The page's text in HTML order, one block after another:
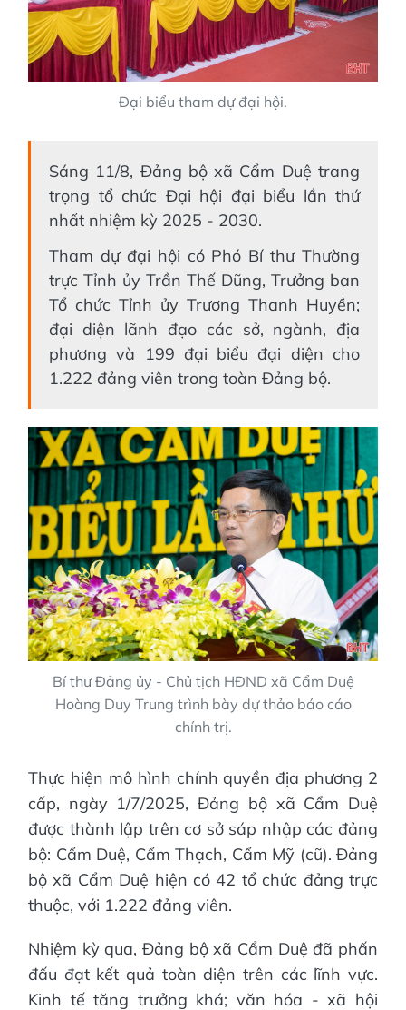
Đại biểu tham dự đại hội.
Sáng 11/8, Đảng bộ xã Cẩm Duệ trang
trọng tổ chức Đại hội đại biểu lần thứ
nhất nhiệm kỳ 2025 - 2030.
Tham dự đại hội có Phó Bí thư Thường
trực Tỉnh ủy Trần Thế Dũng, Trưởng ban
Tổ chức Tỉnh ủy Trương Thanh Huyền;
đại diện lãnh đạo các sở, ngành, địa
phương và 199 đại biểu đại diện cho
1.222 đảng viên trong toàn Đảng bộ.
Bí thư Đảng ủy - Chủ tịch HĐND xã Cẩm Duệ
Hoàng Duy Trung trình bày dự thảo báo cáo
chính trị.
Thực hiện mô hình chính quyền địa phương 2
cấp, ngày 1/7/2025, Đảng bộ xã Cẩm Duệ
được thành lập trên cơ sở sáp nhập các đảng
bộ: Cẩm Duệ, Cẩm Thạch, Cẩm Mỹ (cũ). Đảng
bộ xã Cẩm Duệ hiện có 42 tổ chức đảng trực
thuộc, với 1.222 đảng viên.
Nhiệm kỳ qua, Đảng bộ xã Cẩm Duệ đã phấn
đấu đạt kết quả toàn diện trên các lĩnh vực.
Kinh tế tăng trưởng khá; văn hóa - xã hội